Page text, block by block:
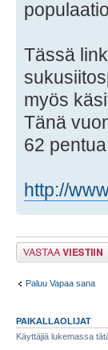
Tässä
myös
Tänä
62
http://
Lähetä vastaus
Paluu Vapaa sana
PAIKALLAOLIJAT
Käyttäjiä lukemassa